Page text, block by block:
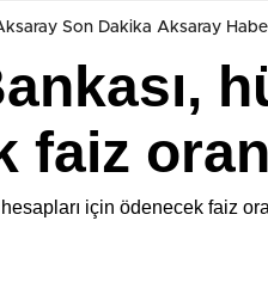
Son Dakika Aksaray
faiz